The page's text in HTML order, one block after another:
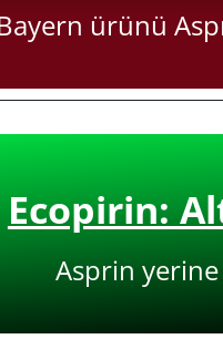
ürünü
Ecopirin:
Asprin